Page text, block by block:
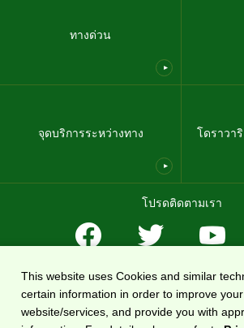
ทางด่วน
จุดบริการระหว่างทาง โดราวา
โปรดติดตามเรา
ข้อตกลงในการใช้งาน นโยบายคุ้มครองความเป็นส่วนตัว
เกี่ยวกับเรา
This website uses Cookies and similar
certain information in order to improve
website/services, and provide you with